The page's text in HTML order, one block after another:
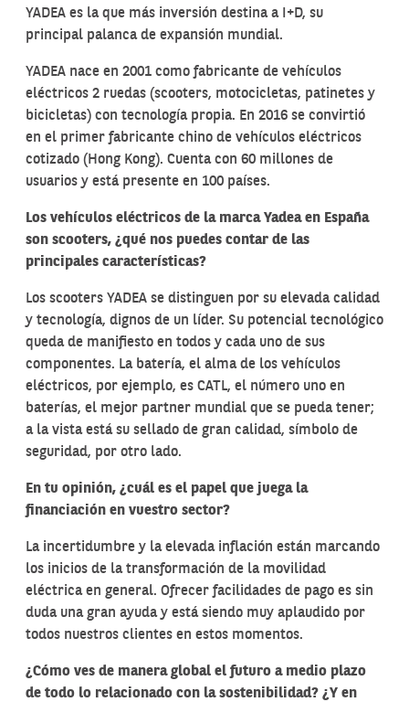
YADEA es la que más inversión destina a I+D, su
principal palanca de expansión mundial.
YADEA nace en 2001 como fabricante de vehículos
eléctricos 2 ruedas (scooters, motocicletas, patinetes y
bicicletas) con tecnología propia. En 2016 se convirtió
en el primer fabricante chino de vehículos eléctricos
cotizado (Hong Kong). Cuenta con 60 millones de
usuarios y está presente en 100 países.
Los vehículos eléctricos de la marca Yadea en España
son scooters, ¿qué nos puedes contar de las
principales características?
Los scooters YADEA se distinguen por su elevada calidad
y tecnología, dignos de un líder. Su potencial tecnológico
queda de manifiesto en todos y cada uno de sus
componentes. La batería, el alma de los vehículos
eléctricos, por ejemplo, es CATL, el número uno en
baterías, el mejor partner mundial que se pueda tener;
a la vista está su sellado de gran calidad, símbolo de
seguridad, por otro lado.
En tu opinión, ¿cuál es el papel que juega la
financiación en vuestro sector?
La incertidumbre y la elevada inflación están marcando
los inicios de la transformación de la movilidad
eléctrica en general. Ofrecer facilidades de pago es sin
duda una gran ayuda y está siendo muy aplaudido por
todos nuestros clientes en estos momentos.
¿Cómo ves de manera global el futuro a medio plazo
de todo lo relacionado con la sostenibilidad? ¿Y en